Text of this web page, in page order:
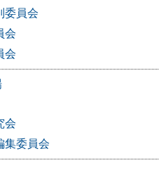
委員会
会
会
会
集委員会